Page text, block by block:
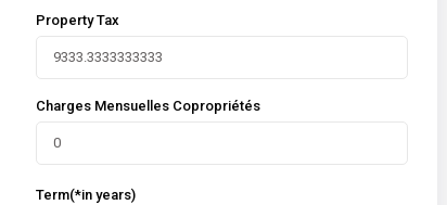
Property Tax
Charges Mensuelles Copropriétés
Term(*in years)